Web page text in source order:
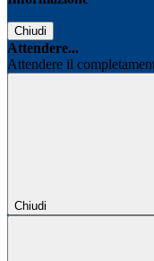
Chiudi
Attendere...
Attendere il
Chiudi